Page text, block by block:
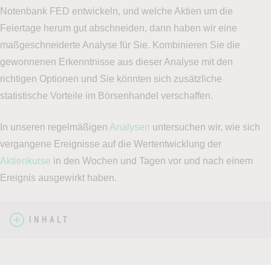
Notenbank FED entwickeln, und welche Aktien um die
Feiertage herum gut abschneiden, dann haben wir eine
maßgeschneiderte Analyse für Sie. Kombinieren Sie die
gewonnenen Erkenntnisse aus dieser Analyse mit den
richtigen Optionen und Sie könnten sich zusätzliche
statistische Vorteile im Börsenhandel verschaffen.
In unseren regelmäßigen Analysen untersuchen wir, wie sich
vergangene Ereignisse auf die Wertentwicklung der
Aktienkurse in den Wochen und Tagen vor und nach einem
Ereignis ausgewirkt haben.
INHALT